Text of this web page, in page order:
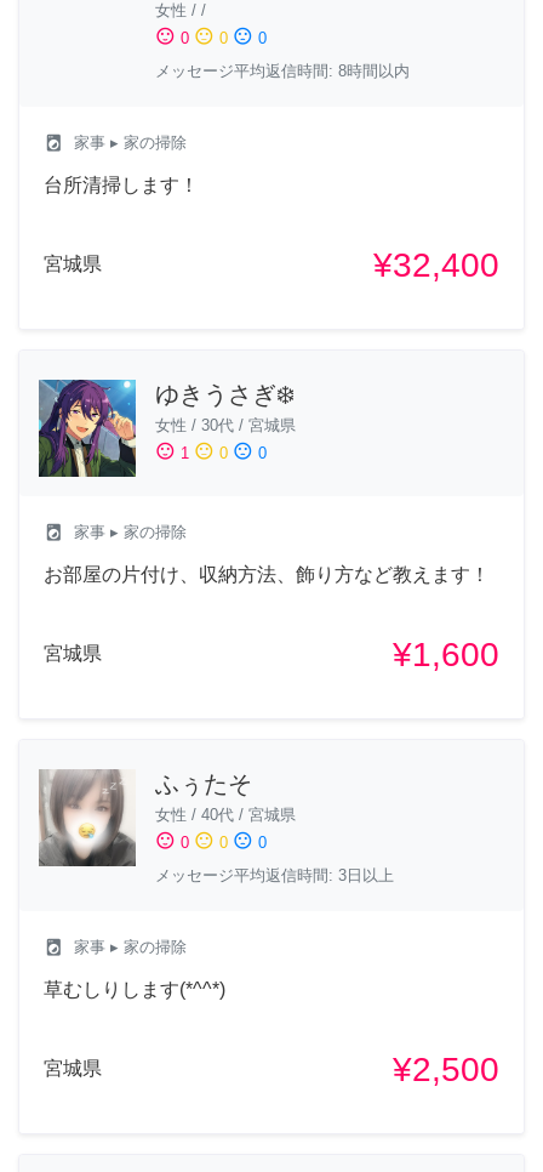
女性 / /
sentiment_satisfied 0 sentiment_neutral 0 sentiment_dissatisfied 0
メッセージ平均返信時間: 8時間以内
local_laundry_service 家事 ▸ 家の掃除
台所清掃します！
宮城県 ¥32,400
ゆきうさぎ❄️
女性 / 30代 / 宮城県
sentiment_satisfied 1 sentiment_neutral 0 sentiment_dissatisfied 0
local_laundry_service 家事 ▸ 家の掃除
お部屋の片付け、収納方法、飾り方など教えます！
宮城県 ¥1,600
ふぅたそ
女性 / 40代 / 宮城県
sentiment_satisfied 0 sentiment_neutral 0 sentiment_dissatisfied 0
メッセージ平均返信時間: 3日以上
local_laundry_service 家事 ▸ 家の掃除
草むしりします(*^^*)
宮城県 ¥2,500